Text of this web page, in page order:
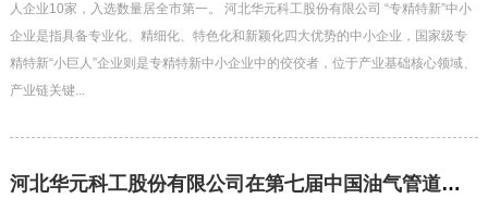
人企业10家，入选数量居全市第一。 河北华元科工股份有限公司 “专精特新”中小
企业是指具备专业化、精细化、特色化和新颖化四大优势的中小企业，国家级专
精特新“小巨人”企业则是专精特新中小企业中的佼佼者，位于产业基础核心领域、
产业链关键...
河北华元科工股份有限公司在第七届中国油气管道非开挖工程技术交流大会上荣获“最具影响力非开挖工程”奖